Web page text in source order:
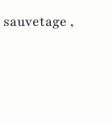
sauvetage ,